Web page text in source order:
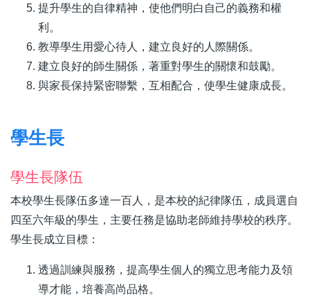
提升學生的自律精神，使他們明白自己的義務和權
利。
教導學生用愛心待人，建立良好的人際關係。
建立良好的師生關係，著重對學生的關懷和鼓勵。
與家長保持緊密聯繫，互相配合，使學生健康成長。
學生長
學生長隊伍
本校學生長隊伍多達一百人，是本校的紀律隊伍，成員選自
四至六年級的學生，主要任務是協助老師維持學校的秩序。
學生長成立目標：
透過訓練與服務，提高學生個人的獨立思考能力及領
導才能，培養高尚品格。